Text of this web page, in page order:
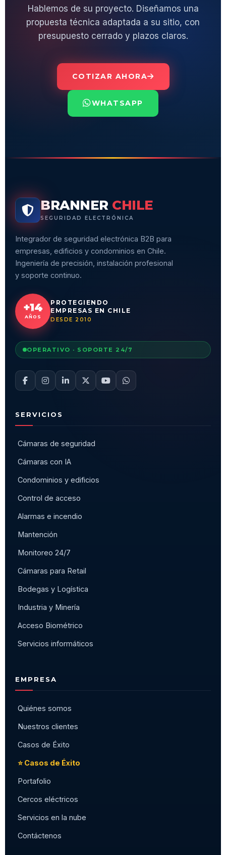
Hablemos de su proyecto. Diseñamos una
propuesta técnica adaptada a su sitio, con
presupuesto cerrado y plazos claros.
COTIZAR AHORA
WHATSAPP
BRANNER CHILE
SEGURIDAD ELECTRÓNICA
Integrador de seguridad electrónica B2B para
empresas, edificios y condominios en Chile.
Ingeniería de precisión, instalación profesional
y soporte continuo.
+14
AÑOS
PROTEGIENDO
EMPRESAS EN CHILE
DESDE 2010
OPERATIVO · SOPORTE 24/7
SERVICIOS
Cámaras de seguridad
Cámaras con IA
Condominios y edificios
Control de acceso
Alarmas e incendio
Mantención
Monitoreo 24/7
Cámaras para Retail
Bodegas y Logística
Industria y Minería
Acceso Biométrico
Servicios informáticos
EMPRESA
Quiénes somos
Nuestros clientes
Casos de Éxito
⭐ Casos de Éxito
Portafolio
Cercos eléctricos
Servicios en la nube
Contáctenos